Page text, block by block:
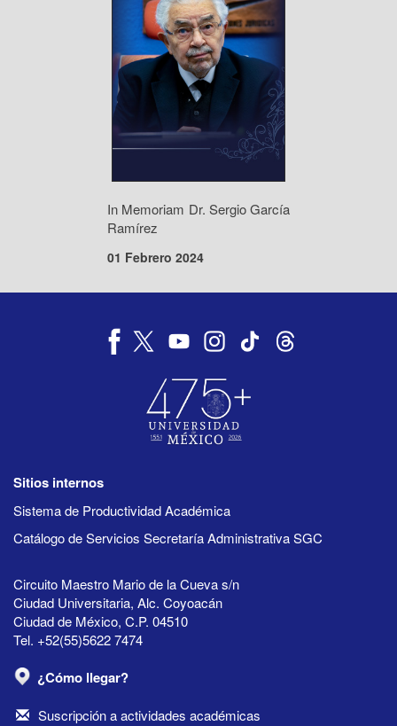
In Memoriam Dr. Sergio García
Ramírez
01 Febrero 2024
Sitios internos
Sistema de Productividad Académica
Catálogo de Servicios Secretaría Administrativa SGC
Circuito Maestro Mario de la Cueva s/n
Ciudad Universitaria, Alc. Coyoacán
Ciudad de México, C.P. 04510
Tel. +52(55)5622 7474
¿Cómo llegar?
Suscripción a actividades académicas